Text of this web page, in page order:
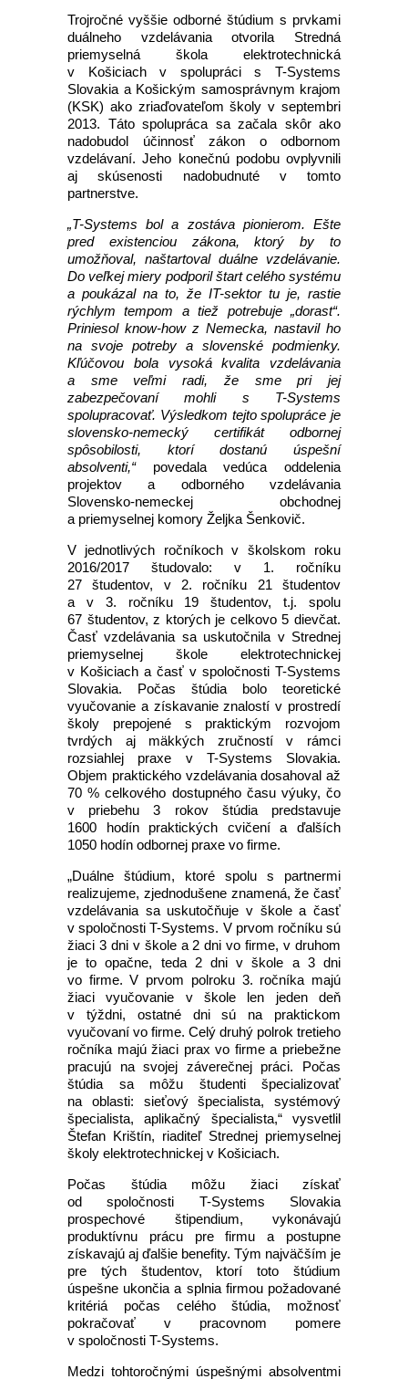
Trojročné vyššie odborné štúdium s prvkami
duálneho vzdelávania otvorila Stredná
priemyselná škola elektrotechnická
v Košiciach v spolupráci s T-Systems
Slovakia a Košickým samosprávnym krajom
(KSK) ako zriaďovateľom školy v septembri
2013. Táto spolupráca sa začala skôr ako
nadobudol účinnosť zákon o odbornom
vzdelávaní. Jeho konečnú podobu ovplyvnili
aj skúsenosti nadobudnuté v tomto
partnerstve.
„T-Systems bol a zostáva pionierom. Ešte
pred existenciou zákona, ktorý by to
umožňoval, naštartoval duálne vzdelávanie.
Do veľkej miery podporil štart celého systému
a poukázal na to, že IT-sektor tu je, rastie
rýchlym tempom a tiež potrebuje „dorast“.
Priniesol know-how z Nemecka, nastavil ho
na svoje potreby a slovenské podmienky.
Kľúčovou bola vysoká kvalita vzdelávania
a sme veľmi radi, že sme pri jej
zabezpečovaní mohli s T-Systems
spolupracovať. Výsledkom tejto spolupráce je
slovensko-nemecký certifikát odbornej
spôsobilosti, ktorí dostanú úspešní
absolventi,“povedala vedúca oddelenia
projektov a odborného vzdelávania
Slovensko-nemeckej obchodnej
a priemyselnej komory Željka Šenkovič.
V jednotlivých ročníkoch v školskom roku
2016/2017 študovalo: v 1. ročníku
27 študentov, v 2. ročníku 21 študentov
a v 3. ročníku 19 študentov, t.j. spolu
67 študentov, z ktorých je celkovo 5 dievčat.
Časť vzdelávania sa uskutočnila v Strednej
priemyselnej škole elektrotechnickej
v Košiciach a časť v spoločnosti T-Systems
Slovakia. Počas štúdia bolo teoretické
vyučovanie a získavanie znalostí v prostredí
školy prepojené s praktickým rozvojom
tvrdých aj mäkkých zručností v rámci
rozsiahlej praxe v T-Systems Slovakia.
Objem praktického vzdelávania dosahoval až
70 % celkového dostupného času výuky, čo
v priebehu 3 rokov štúdia predstavuje
1600 hodín praktických cvičení a ďalších
1050 hodín odbornej praxe vo firme.
„Duálne štúdium, ktoré spolu s partnermi
realizujeme, zjednodušene znamená, že časť
vzdelávania sa uskutočňuje v škole a časť
v spoločnosti T-Systems. V prvom ročníku sú
žiaci 3 dni v škole a 2 dni vo firme, v druhom
je to opačne, teda 2 dni v škole a 3 dni
vo firme. V prvom polroku 3. ročníka majú
žiaci vyučovanie v škole len jeden deň
v týždni, ostatné dni sú na praktickom
vyučovaní vo firme. Celý druhý polrok tretieho
ročníka majú žiaci prax vo firme a priebežne
pracujú na svojej záverečnej práci. Počas
štúdia sa môžu študenti špecializovať
na oblasti: sieťový špecialista, systémový
špecialista, aplikačný špecialista,“ vysvetlil
Štefan Krištín, riaditeľ Strednej priemyselnej
školy elektrotechnickej v Košiciach.
Počas štúdia môžu žiaci získať
od spoločnosti T-Systems Slovakia
prospechové štipendium, vykonávajú
produktívnu prácu pre firmu a postupne
získavajú aj ďalšie benefity. Tým najväčším je
pre tých študentov, ktorí toto štúdium
úspešne ukončia a splnia firmou požadované
kritériá počas celého štúdia, možnosť
pokračovať v pracovnom pomere
v spoločnosti T-Systems.
Medzi tohtoročnými úspešnými absolventmi